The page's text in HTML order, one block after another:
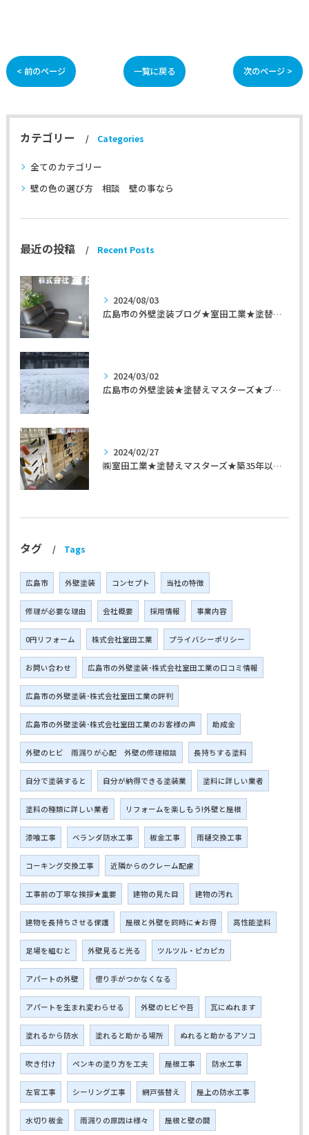
< 前のページ 一覧に戻る 次のページ >
カテゴリー Categories
全てのカテゴリー
壁の色の選び方 相談 壁の事なら
最近の投稿 Recent Posts
2024/08/03
広島市の外壁塗装ブログ★室田工業★塗替えマスターズ★外壁リフォーム
2024/03/02
広島市の外壁塗装★塗替えマスターズ★ブログ「初めて家を手入れするのに」
2024/02/27
㈱室田工業★塗替えマスターズ★築35年以上のお宅の施工事例
タグ Tags
広島市 外壁塗装 コンセプト 当社の特徴
修理が必要な理由 会社概要 採用情報 事業内容
0円リフォーム 株式会社室田工業 プライバシーポリシー
お問い合わせ 広島市の外壁塗装･株式会社室田工業の口コミ情報
広島市の外壁塗装･株式会社室田工業の評判
広島市の外壁塗装･株式会社室田工業のお客様の声 助成金
外壁のヒビ 雨漏りが心配 外壁の修理相談 長持ちする塗料
自分で塗装すると 自分が納得できる塗装業 塗料に詳しい業者
塗料の種類に詳しい業者 リフォームを楽しもう!外壁と屋根
漆喰工事 ベランダ防水工事 板金工事 雨樋交換工事
コーキング交換工事 近隣からのクレーム配慮
工事前の丁寧な挨拶★重要 建物の見た目 建物の汚れ
建物を長持ちさせる保護 屋根と外壁を同時に★お得 高性能塗料
足場を組むと 外壁見ると光る ツルツル・ピカピカ
アパートの外壁 借り手がつかなくなる
アパートを生まれ変わらせる 外壁のヒビや苔 瓦にぬれます
塗れるから防水 塗れると助かる場所 ぬれると助かるアソコ
吹き付け ペンキの塗り方を工夫 屋根工事 防水工事
左官工事 シーリング工事 網戸張替え 屋上の防水工事
水切り板金 雨漏りの原因は様々 屋根と壁の間